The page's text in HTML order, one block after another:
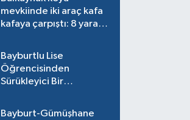
mevkiinde iki araç kafa
kafaya çarpıştı: 8 yaralı
Bayburtlu Lise
Öğrencisinden
Sürükleyici Bir
Bayburt-Gümüşhane